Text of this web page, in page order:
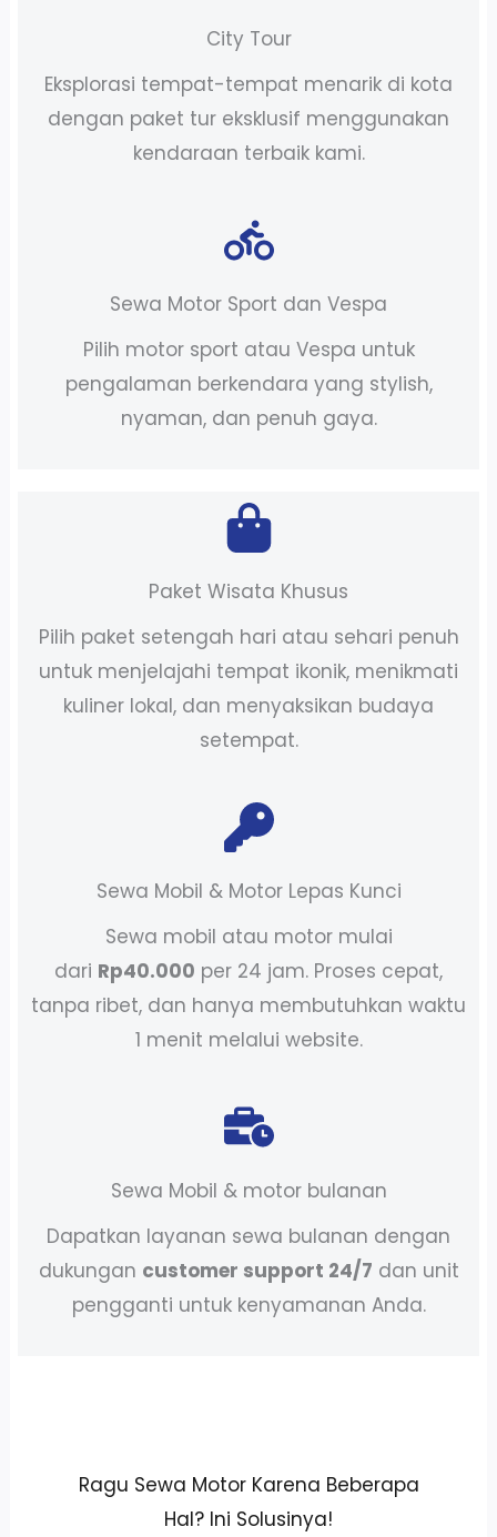
City Tour
Eksplorasi tempat-tempat menarik di kota
dengan paket tur eksklusif menggunakan
kendaraan terbaik kami.
Sewa Motor Sport dan Vespa
Pilih motor sport atau Vespa untuk
pengalaman berkendara yang stylish,
nyaman, dan penuh gaya.
Paket Wisata Khusus
Pilih paket setengah hari atau sehari penuh
untuk menjelajahi tempat ikonik, menikmati
kuliner lokal, dan menyaksikan budaya
setempat.
Sewa Mobil & Motor Lepas Kunci
Sewa mobil atau motor mulai
dari Rp40.000 per 24 jam. Proses cepat,
tanpa ribet, dan hanya membutuhkan waktu
1 menit melalui website.
Sewa Mobil & motor bulanan
Dapatkan layanan sewa bulanan dengan
dukungan customer support 24/7 dan unit
pengganti untuk kenyamanan Anda.
Ragu Sewa Motor Karena Beberapa
Hal? Ini Solusinya!